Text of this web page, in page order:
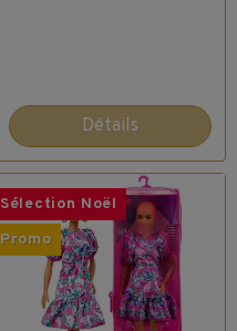
Détails
Sélection Noël
Promo